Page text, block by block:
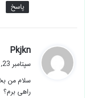
پاسخ
Pkjkn
ف
:
سپتامبر 23, 2022 در 1:40 ب.ظ
سلام من
راهی برم؟